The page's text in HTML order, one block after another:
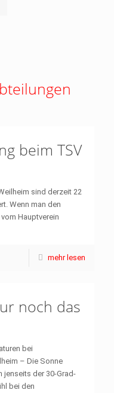
beim TSV
sind derzeit 22
Wenn man den
Hauptverein
mehr lesen
noch das
bei
– Die Sonne
jenseits der 30-Grad-
bei den